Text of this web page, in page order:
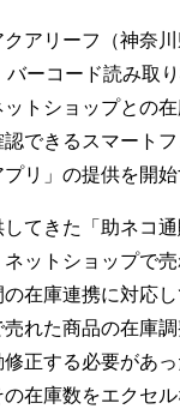
クアリーフ（神奈
ーコード読み取
トショップとの
できるスマート
リ」の提供を開始
てきた「助ネコ
ットショップで
在庫連携に対応
れた商品の在庫
正する必要があ
在庫数をエクセ